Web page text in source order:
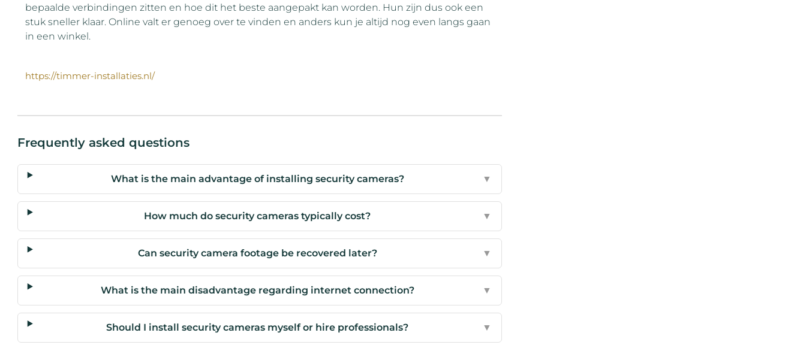
bepaalde verbindingen zitten en hoe dit het beste aangepakt kan worden. Hun zijn dus ook een
stuk sneller klaar. Online valt er genoeg over te vinden en anders kun je altijd nog even langs gaan
in een winkel.
https://timmer-installaties.nl/
Frequently asked questions
What is the main advantage of installing security cameras? ▼
How much do security cameras typically cost? ▼
Can security camera footage be recovered later? ▼
What is the main disadvantage regarding internet connection? ▼
Should I install security cameras myself or hire professionals? ▼